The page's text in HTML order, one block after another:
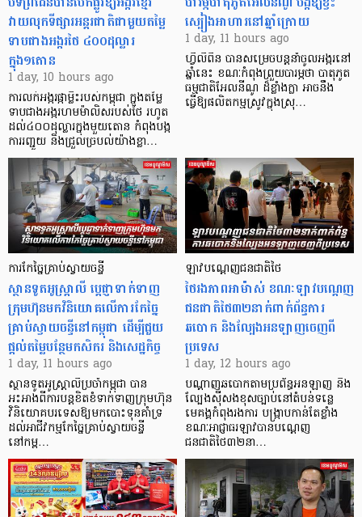
វាយលុកទីផ្សារអន្តរជាតិជាមួយតម្លៃ
ទាបជាងអង្ករថៃ ៤០០ដុល្លារ
ក្នុង១តោន
1 day, 10 hours ago
ការលក់អង្ករផ្កាម្លិះរបស់កម្ពុជា ក្នុងតម្លៃ
ទាបជាងអង្ករហមម៉ាលិសរបស់ថៃ រហូត
ដល់៤០០ដុល្លារក្នុងមួយតោន កំពុងបង្ក
ការរញ្ជួយ និងជ្រួលច្របល់យ៉ាងខ្លា…
ស្បៀងអាហារនៅឆ្នាំក្រោយ
1 day, 11 hours ago
ហ្វីលីពីន បាន​សម្រេចបន្តនាំចូលអង្ករនៅ
ឆ្នាំនេះ ខណៈកំពុងព្រួយបារម្ភថា បាតុភូត
ធម្មជាតិអែលនីណូ ដ៏ខ្លាំងក្លា​ អាចនឹង
ធ្វើឱ្យផលិតកម្មស្រូវក្នុងស្រុ…
ការកែច្នៃគ្រាប់ស្វាយចន្ទី
ស្ថានទូតអូស្ត្រាលី ប្តេជ្ញាទាក់ទាញ
ក្រុមហ៊ុនមក​វិនិយោគលើការកែច្នៃ
គ្រាប់ស្វាយចន្ទីនៅកម្ពុជា ដើម្បីជួយ
ផ្តល់តម្លៃបន្ថែមកសិករ និងសេដ្ឋកិច្ច
1 day, 11 hours ago
ស្ថានទូតអូស្ត្រាលីប្រចាំកម្ពុជា បាន
អះអាងពីការបន្តខិតខំទាក់ទាញក្រុមហ៊ុន
វិនិយោគបរទេសឱ្យមកបោះទុនគាំទ្រ
ដល់អាជីវកម្មកែច្នៃគ្រាប់ស្វាយចន្ទី
នៅកម្ព…
ឡាវបណ្តេញជនជាតិថៃ
ថៃរងភាពអាម៉ាស់ ខណៈឡាវបណ្តេញ
ជនជាតិថៃ៣២នាក់ពាក់ព័ន្ធការ
ឆបោក និងល្បែងអនឡាញចេញពី
ប្រទេស
1 day, 12 hours ago
បណ្តាញឆបោកតាមប្រព័ន្ធអនឡាញ និង
ល្បែងស៊ីសងខុសច្បាប់នៅតំបន់ទន្លេ
មេគង្គកំពុងរងការ បង្ក្រាប​កាន់តែខ្លាំង
ខណៈអាជ្ញាធរឡាវបានបណ្តេញ
ជនជាតិថៃ៣២នា…